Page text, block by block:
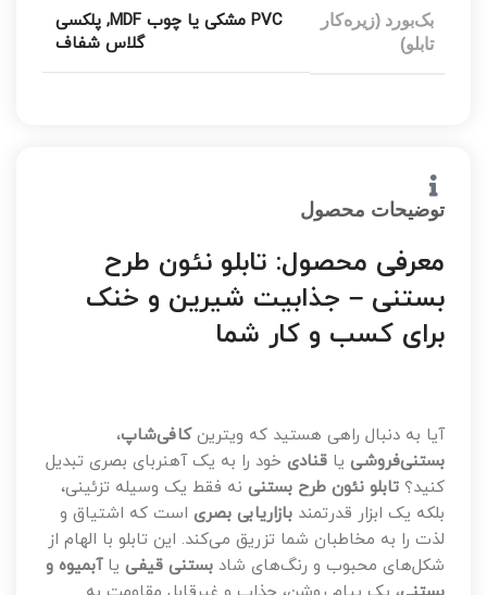
بک‌بورد (زیره‌کار
تابلو)
PVC مشکی یا چوب MDF , پلکسی
گلاس شفاف
توضیحات محصول
معرفی محصول: تابلو نئون طرح
بستنی – جذابیت شیرین و خنک
برای کسب و کار شما
آیا به دنبال راهی هستید که ویترینکافی‌شاپ،
بستنی‌فروشی یا قنادی خود را به یک آهنربای بصری تبدیل
کنید؟ تابلو نئون طرح بستنی نه فقط یک وسیله تزئینی،
بلکه یک ابزار قدرتمند بازاریابی بصری است که اشتیاق و
لذت را به مخاطبان شما تزریق می‌کند. این تابلو با الهام از
شکل‌های محبوب و رنگ‌های شاد بستنی قیفی یاآبمیوه و